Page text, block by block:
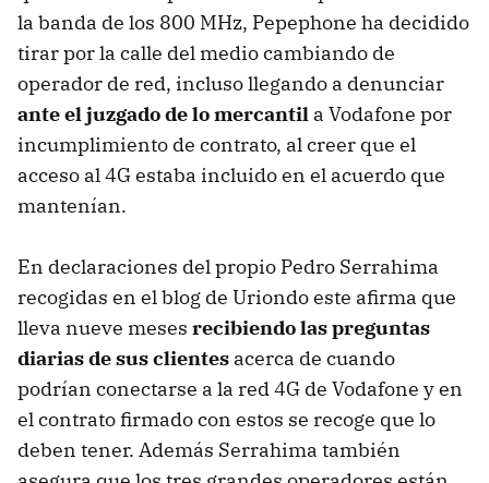
la banda de los 800 MHz, Pepephone ha decidido
tirar por la calle del medio cambiando de
operador de red, incluso llegando a denunciar
ante el juzgado de lo mercantil a Vodafone por
incumplimiento de contrato, al creer que el
acceso al 4G estaba incluido en el acuerdo que
mantenían.
En declaraciones del propio Pedro Serrahima
recogidas en el blog de Uriondo este afirma que
lleva nueve meses recibiendo las preguntas
diarias de sus clientes acerca de cuando
podrían conectarse a la red 4G de Vodafone y en
el contrato firmado con estos se recoge que lo
deben tener. Además Serrahima también